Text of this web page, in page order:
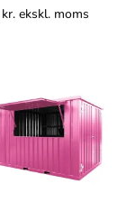
kr. ekskl. moms